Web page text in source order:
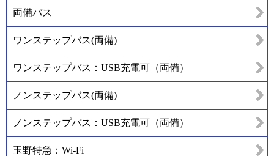
両備バス
ワンステップバス(両備)
ワンステップバス：USB充電可（両備）
ノンステップバス(両備)
ノンステップバス：USB充電可（両備）
玉野特急：Wi-Fi